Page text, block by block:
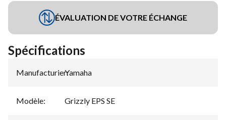
ÉVALUATION DE VOTRE ÉCHANGE
Spécifications
Manufacturier:
Yamaha
Modèle: Grizzly EPS SE